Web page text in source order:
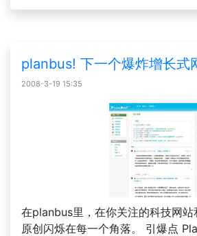
planbus! 下一个爆炸增长式
2008-3-19 15:35
在planbus里，在你关注的科技网站
原创闪烁在每一个角落。 引爆点